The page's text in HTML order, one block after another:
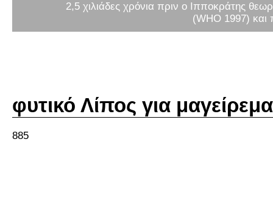
2,5 χιλιάδες χρόνια πριν ο Ιπποκράτης
(WHO 1997) και
φυτικό Λίπος για
885